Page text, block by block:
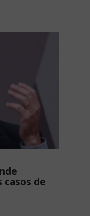
casos de